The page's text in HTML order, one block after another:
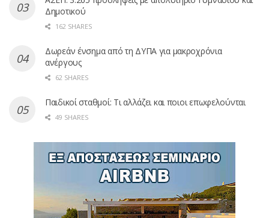
Δημοτικού
162 SHARES
Δωρεάν ένσημα από τη ΔΥΠΑ για μακροχρόνια
ανέργους
62 SHARES
Παιδικοί σταθμοί: Τι αλλάζει και ποιοι επωφελούνται
49 SHARES